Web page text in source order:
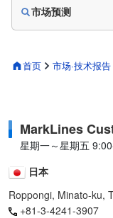
首页 市场·技术报告
市场预测
MarkLines
星期一～星期五
日本
Roppongi, Minato-ku,
+81-3-4241-3907